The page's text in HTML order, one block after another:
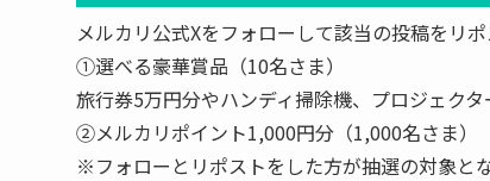
メルカリ公式Xをフォローして該当の投稿をリ
①選べる豪華賞品（10名さま）
旅行券5万円分やハンディ掃除機、プロジェク
②メルカリポイント1,000円分（1,000名さま）
※フォローとリポストをした方が抽選の対象と